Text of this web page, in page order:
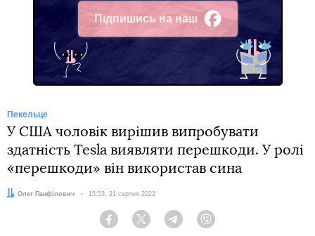
Підпишись на наш
Facebook
Пекельце
У США чоловік вирішив випробувати
здатність Tesla виявляти перешкоди. У ролі
«перешкоди» він використав сина
Автор:
Олег Панфілович Дата:
15:53, 21 серпня 2022
Facebook Twitter Telegram